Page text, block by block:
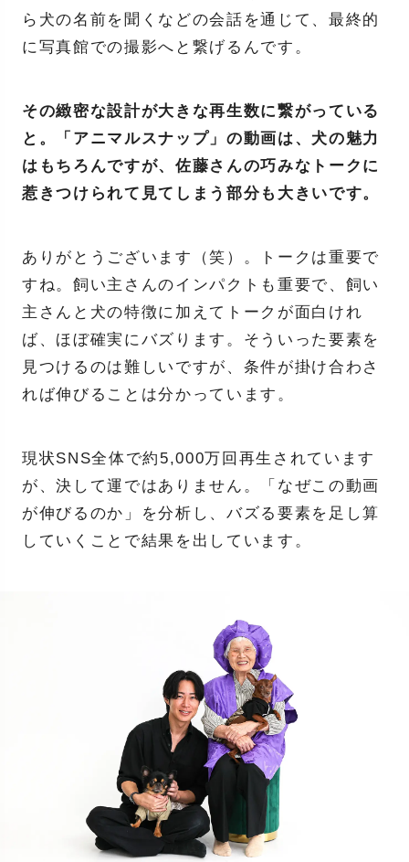
ら犬の名前を聞くなどの会話を通じて、最終的
に写真館での撮影へと繋げるんです。
その緻密な設計が大きな再生数に繋がっている
と。「アニマルスナップ」の動画は、犬の魅力
はもちろんですが、佐藤さんの巧みなトークに
惹きつけられて見てしまう部分も大きいです。
ありがとうございます（笑）。トークは重要で
すね。飼い主さんのインパクトも重要で、飼い
主さんと犬の特徴に加えてトークが面白けれ
ば、ほぼ確実にバズります。そういった要素を
見つけるのは難しいですが、条件が掛け合わさ
れば伸びることは分かっています。
現状SNS全体で約5,000万回再生されています
が、決して運ではありません。「なぜこの動画
が伸びるのか」を分析し、バズる要素を足し算
していくことで結果を出しています。